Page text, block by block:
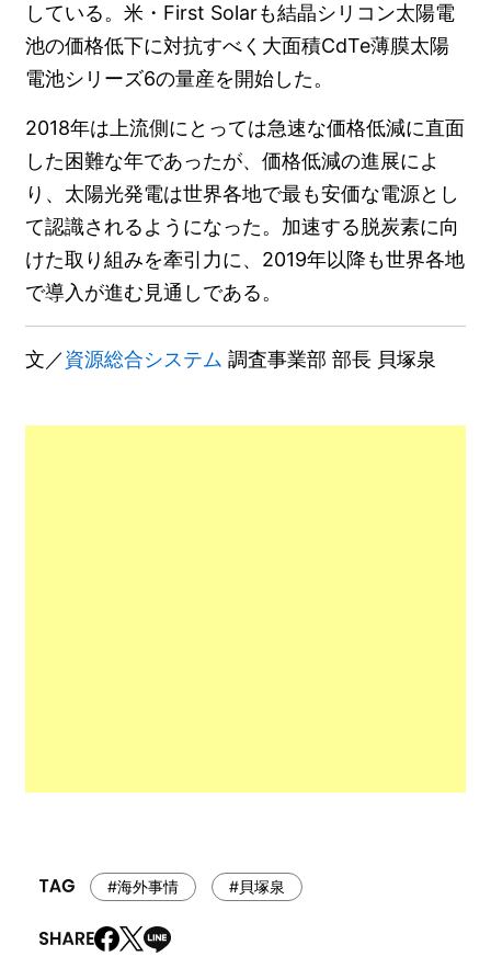
している。米・First Solarも結晶シリコン太陽電
池の価格低下に対抗すべく大面積CdTe薄膜太陽
電池シリーズ6の量産を開始した。
2018年は上流側にとっては急速な価格低減に直面
した困難な年であったが、価格低減の進展によ
り、太陽光発電は世界各地で最も安価な電源とし
て認識されるようになった。加速する脱炭素に向
けた取り組みを牽引力に、2019年以降も世界各地
で導入が進む見通しである。
文／資源総合システム 調査事業部 部長 貝塚泉
#海外事情 #貝塚泉